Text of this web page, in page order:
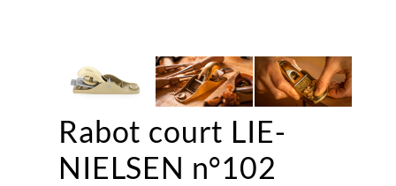
Rabot court LIE-
NIELSEN n°102